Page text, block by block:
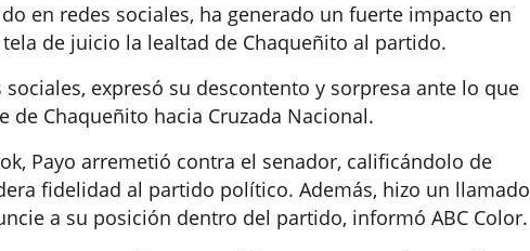
en redes sociales, ha generado un fuerte impacto en
de juicio la lealtad de Chaqueñito al partido.
sociales, expresó su descontento y sorpresa ante lo que
Chaqueñito hacia Cruzada Nacional.
Payo arremetió contra el senador, calificándolo de
fidelidad al partido político. Además, hizo un llamado
a su posición dentro del partido, informó ABC Color.